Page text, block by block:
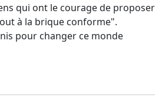
qui ont le courage de proposer
à la brique conforme".
pour changer ce monde